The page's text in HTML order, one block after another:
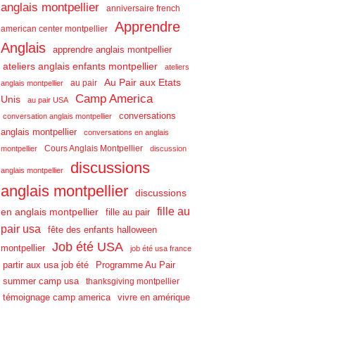
anglais montpellier
anniversaire french
american center montpellier
Apprendre
Anglais
apprendre anglais montpellier
ateliers anglais enfants montpellier
ateliers
anglais montpellier
au pair
Au Pair aux Etats
Unis
au pair USA Camp America
conversation anglais montpellier
conversations
anglais montpellier
conversations en anglais
montpellier
Cours Anglais Montpellier discussion
anglais montpellier
discussions
anglais montpellier
discussions
en anglais montpellier
fille au pair
fille au
pair usa
fête des enfants halloween
montpellier
Job été USA job été usa france
partir aux usa job été
Programme Au Pair
summer camp usa
thanksgiving montpellier
témoignage camp america vivre en amérique